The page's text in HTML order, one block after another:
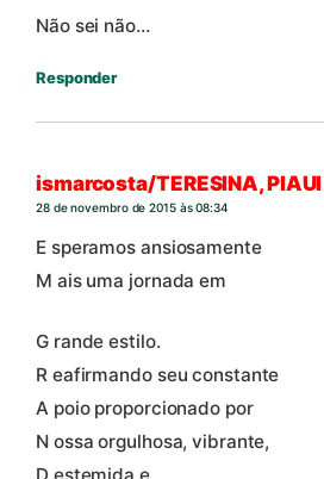
Não sei não…
Responder
ismarcosta/TERESINA, PIAUI
28 de novembro de 2015 às 08:34
E speramos ansiosamente
M ais uma jornada em
G rande estilo.
R eafirmando seu constante
A poio proporcionado por
N ossa orgulhosa, vibrante,